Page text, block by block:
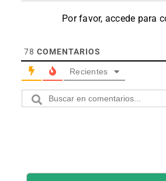
Por favor, accede para
78 COMENTARIOS
Recientes